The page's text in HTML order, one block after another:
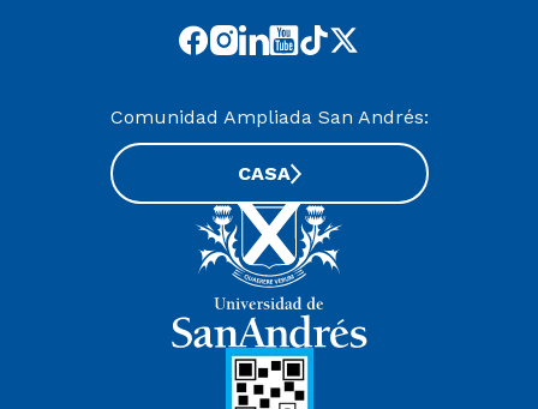
Comunidad Ampliada San Andrés:
CASA